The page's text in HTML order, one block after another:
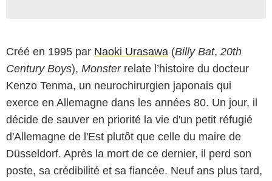
Créé en 1995 par Naoki Urasawa (Billy Bat, 20th
Century Boys), Monsterrelate l’histoire du docteur
Kenzo Tenma, un neurochirurgien japonais qui
exerce en Allemagne dans les années 80. Un jour, il
décide de sauver en priorité la vie d'un petit réfugié
d'Allemagne de l'Est plutôt que celle du maire de
Düsseldorf. Après la mort de ce dernier, il perd son
poste, sa crédibilité et sa fiancée. Neuf ans plus tard,